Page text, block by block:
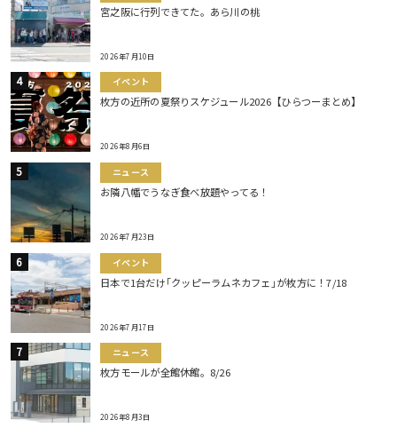
宮之阪に行列できてた。あら川の桃
2026年7月10日
イベント
枚方の近所の夏祭りスケジュール2026【ひらつーまとめ】
2026年8月6日
ニュース
お隣八幡でうなぎ食べ放題やってる！
2026年7月23日
イベント
日本で1台だけ｢クッピーラムネカフェ｣が枚方に！7/18
2026年7月17日
ニュース
枚方モールが全館休館。8/26
2026年8月3日